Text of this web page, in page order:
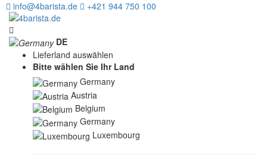
info@4barista.de +421 944 750 100
DE
Lieferland auswählen
Bitte wählen Sie Ihr Land
Germany
Austria
Belgium
Germany
Luxembourg